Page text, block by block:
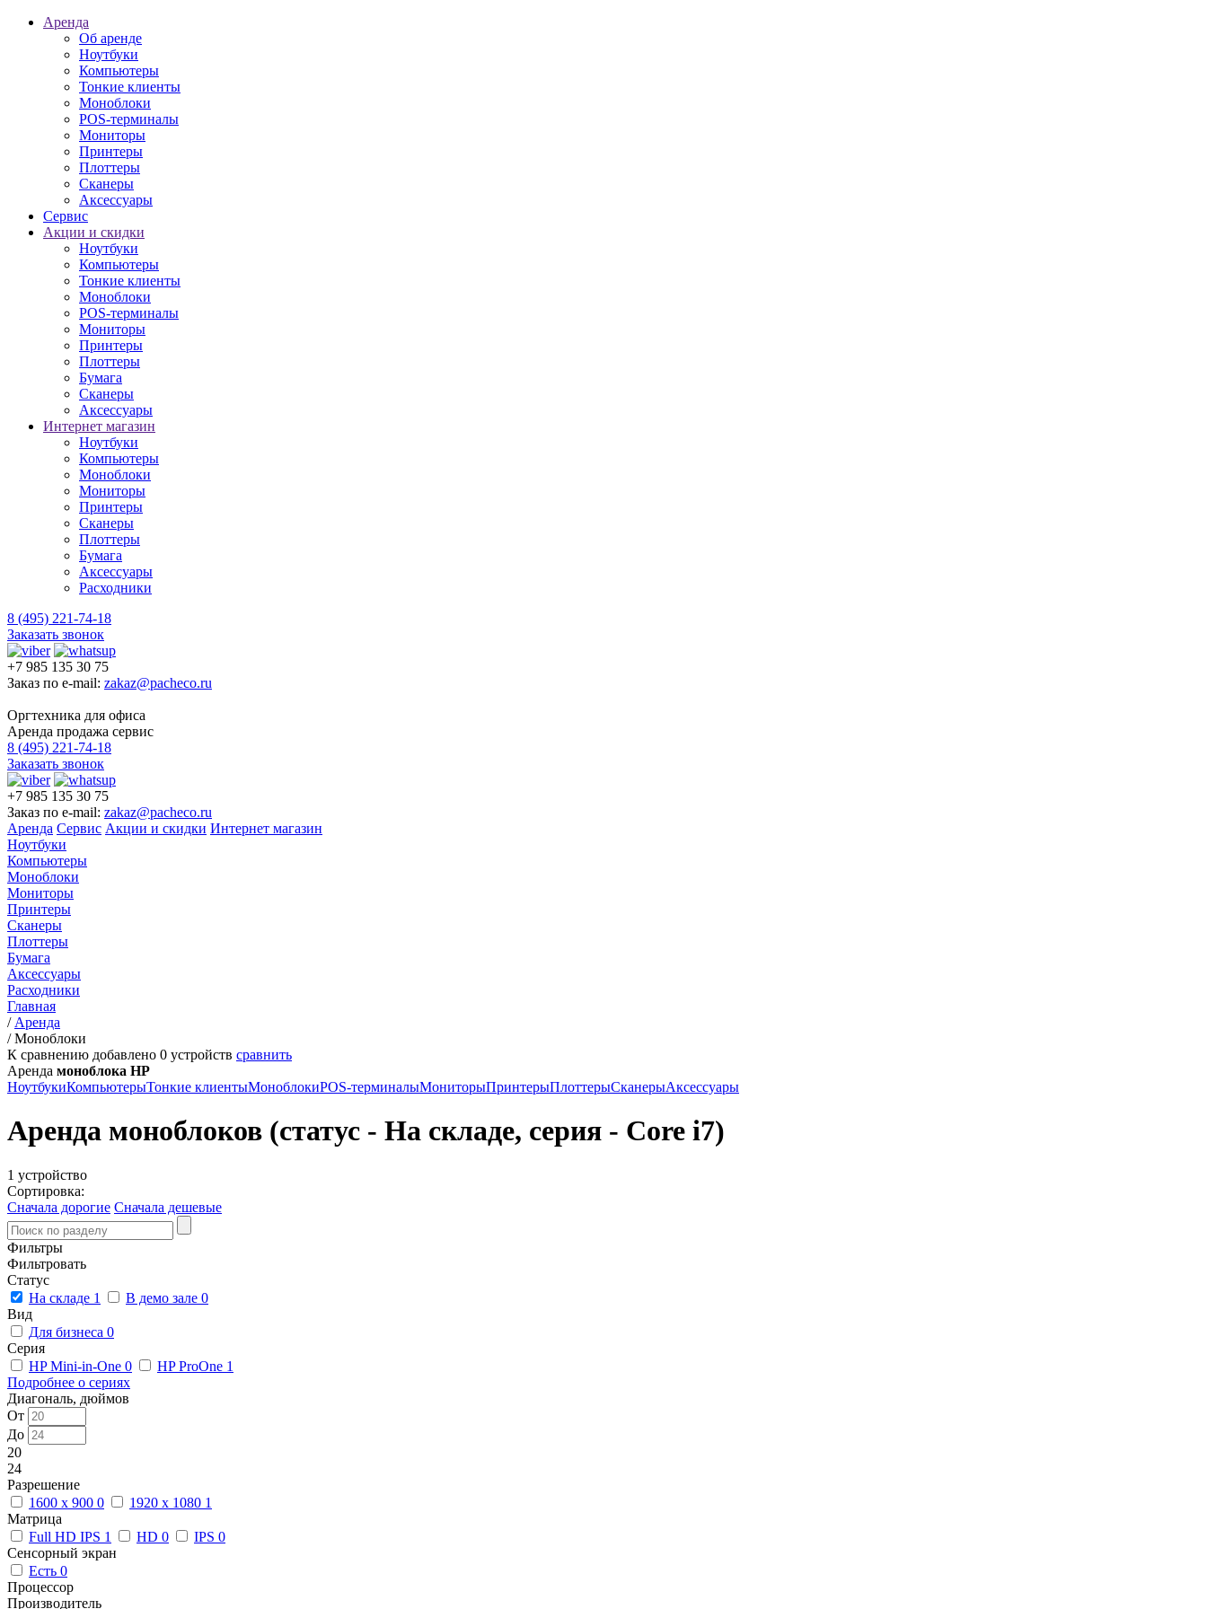
Аренда
Об аренде
Ноутбуки
Компьютеры
Тонкие клиенты
Моноблоки
POS-терминалы
Мониторы
Принтеры
Плоттеры
Сканеры
Аксессуары
Сервис
Акции и скидки
Ноутбуки
Компьютеры
Тонкие клиенты
Моноблоки
POS-терминалы
Мониторы
Принтеры
Плоттеры
Бумага
Сканеры
Аксессуары
Интернет магазин
Ноутбуки
Компьютеры
Моноблоки
Мониторы
Принтеры
Сканеры
Плоттеры
Бумага
Аксессуары
Расходники
8 (495) 221-74-18
Заказать звонок
+7 985 135 30 75
Заказ по e-mail: zakaz@pacheco.ru
Оргтехника для офиса
Аренда продажа сервис
8 (495) 221-74-18
Заказать звонок
+7 985 135 30 75
Заказ по e-mail: zakaz@pacheco.ru
Аренда Сервис Акции и скидки Интернет магазин
Ноутбуки
Компьютеры
Моноблоки
Мониторы
Принтеры
Сканеры
Плоттеры
Бумага
Аксессуары
Расходники
Главная
/ Аренда
/Моноблоки
К сравнению добавлено 0 устройств сравнить
Аренда моноблока HP
НоутбукиКомпьютерыТонкие клиентыМоноблокиPOS-терминалыМониторыПринтерыПлоттерыСканерыАксессуары
Аренда моноблоков (статус - На складе, серия - Core i7)
1 устройство
Сортировка:
Сначала дорогие Сначала дешевые
Фильтры
Фильтровать
Статус
На складе 1 В демо зале 0
Вид
Для бизнеса 0
Серия
HP Mini-in-One 0 HP ProOne 1
Подробнее о сериях
Диагональ, дюймов
От
До
20
24
Разрешение
1600 x 900 0 1920 x 1080 1
Матрица
Full HD IPS 1 HD 0 IPS 0
Сенсорный экран
Есть 0
Процессор
Производитель